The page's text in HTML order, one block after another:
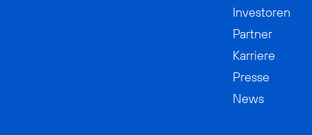
Investoren
Partner
Karriere
Presse
News